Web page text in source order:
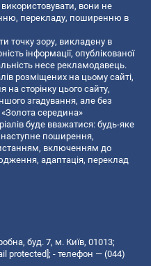
вони не
перекладу, поширенню в
точку зору, викладену в
інформації, опублікованої
несе рекламодавець.
розміщених на цьому сайті,
на сторінку цього сайту,
згадування, але без
середина»
буде вважатися: будь-яке
поширення,
включенням до
адаптація, переклад
буд. 7, м. Київ, 01013;
protected] ; - телефон — (044)